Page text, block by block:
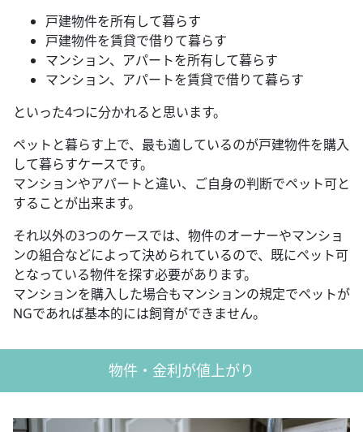
戸建物件を所有して暮らす
戸建物件を賃貸で借りて暮らす
マンション、アパートを所有して暮らす
マンション、アパートを賃貸で借りて暮らす
といった4つに分かれると思います。
ペットと暮らす上で、最も適しているのが戸建物件を購入
して暮らすケースです。
マンションやアパートと違い、ご自身の判断でペット可と
することが出来ます。
それ以外の3つのケースでは、物件のオーナーやマンショ
ンの組合などによって決められているので、既にペット可
となっている物件を探す必要があります。
マンションを購入した場合もマンションの規定でペットが
NGであれば基本的には飼育ができません。
物件・金利が値上がり